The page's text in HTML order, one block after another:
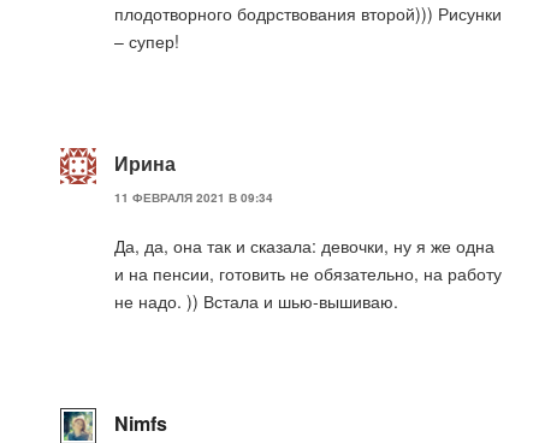
плодотворного бодрствования второй))) Рисунки
– супер!
Ирина
11 ФЕВРАЛЯ 2021 В 09:34
Да, да, она так и сказала: девочки, ну я же одна
и на пенсии, готовить не обязательно, на работу
не надо. )) Встала и шью-вышиваю.
Nimfs